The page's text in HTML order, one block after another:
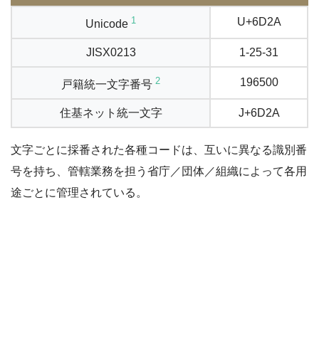
Unicode 1 U+6D2A
JISX0213 1-25-31
戸籍統一文字番号 2 196500
住基ネット統一文字 J+6D2A
文字ごとに採番された各種コードは、互いに異なる識別番
号を持ち、管轄業務を担う省庁／団体／組織によって各用
途ごとに管理されている。